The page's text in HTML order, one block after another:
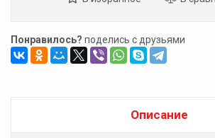
Понравилось? поделись с друзьями
Описание